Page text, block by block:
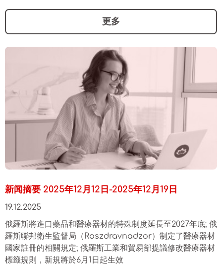
更多
新闻摘要 2025年12月12日-2025年12月19日
19.12.2025
俄羅斯將進口藥品和醫療器材的特殊制度延長至2027年底; 俄
羅斯聯邦衛生監督局（Roszdravnadzor）制定了醫療器材
國家註冊的相關規定; 俄羅斯工業和貿易部提議修改醫療器材
標籤規則，新規將於6月1日起生效